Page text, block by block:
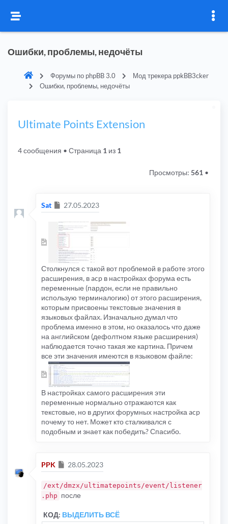
Ошибки, проблемы, недочёты
Форумы по phpBB 3.0
Мод трекера ppkBB3cker
Ошибки, проблемы, недочёты
Ultimate Points Extension
4 сообщения • Страница 1 из 1
Просмотры: 561 •
Sat Сообщение
27.05.2023
Столкнулся с такой вот проблемой в работе этого
расширения, в acp в настройках форума есть
переменные (пардон, если не правильно
использую терминалогию) от этого расширения,
которым присвоены текстовые значения в
языковых файлах. Изначально думал что
проблема именно в этом, но оказалось что даже
на английском (дефолтном языке расширения)
наблюдается точно такая же картина. Причем
все эти значения имеются в языковом файле:
В настройках самого расширения эти
переменные нормально отражаются как
текстовые, но в других форумных настройка acp
почему то нет. Может кто сталкивался с
подобным и знает как победить? Спасибо.
PPK Сообщение
28.05.2023
/ext/dmzx/ultimatepoints/event/listener
.php после
КОД: ВЫДЕЛИТЬ ВСЁ